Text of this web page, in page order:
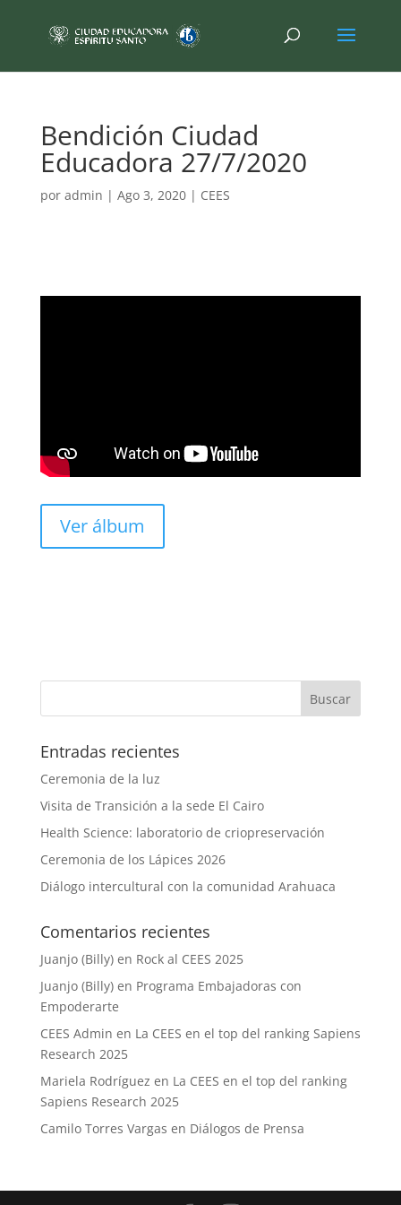
Bendición Ciudad
Educadora 27/7/2020
por admin | Ago 3, 2020| CEES
Ver álbum
Entradas recientes
Ceremonia de la luz
Visita de Transición a la sede El Cairo
Health Science: laboratorio de criopreservación
Ceremonia de los Lápices 2026
Diálogo intercultural con la comunidad Arahuaca
Comentarios recientes
Juanjo (Billy)en Rock al CEES 2025
Juanjo (Billy)en Programa Embajadoras con
Empoderarte
CEES Admin en La CEES en el top del ranking Sapiens
Research 2025
Mariela Rodríguez en La CEES en el top del ranking
Sapiens Research 2025
Camilo Torres Vargas en Diálogos de Prensa